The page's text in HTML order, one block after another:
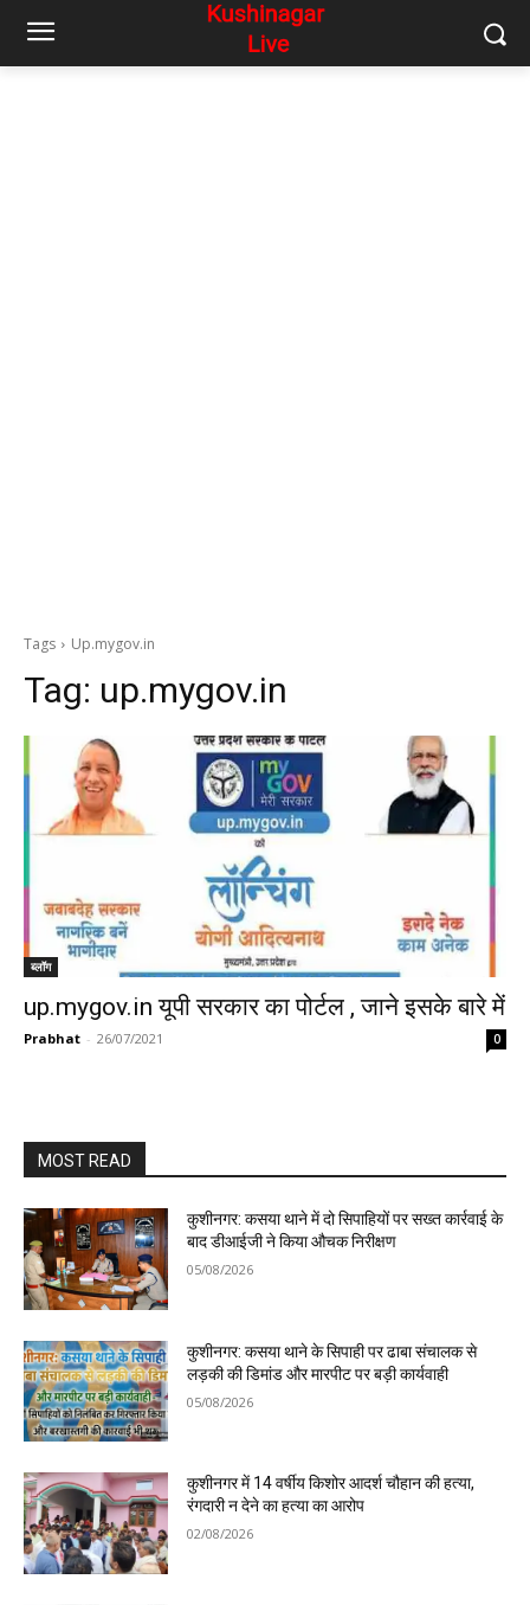
Tags Up.mygov.in
Tag: up.mygov.in
ब्लॉग
up.mygov.in यूपी सरकार का पोर्टल , जाने इसके बारे में
Prabhat - 26/07/2021 0
MOST READ
कुशीनगर: कसया थाने में दो सिपाहियों पर सख्त कार्रवाई के
बाद डीआईजी ने किया औचक निरीक्षण
05/08/2026
कुशीनगर: कसया थाने के सिपाही पर ढाबा संचालक से
लड़की की डिमांड और मारपीट पर बड़ी कार्यवाही
05/08/2026
कुशीनगर में 14 वर्षीय किशोर आदर्श चौहान की हत्या,
रंगदारी न देने का हत्या का आरोप
02/08/2026